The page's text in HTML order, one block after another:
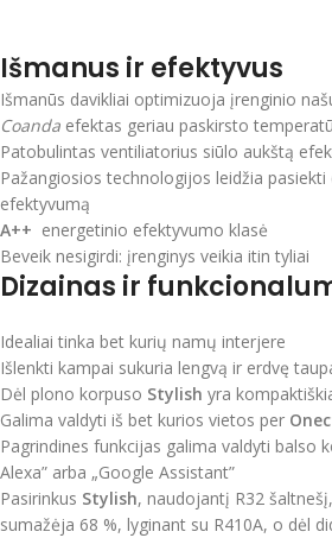
Išmanus ir efektyvus
Išmanūs davikliai optimizuoja įrenginio
Coanda efektas geriau paskirsto
Patobulintas ventiliatorius siūlo aukštą
Pažangiosios technologijos leidžia
efektyvumą
A++ energetinio efektyvumo klasė
Beveik nesigirdi: įrenginys veikia itin tyliai
Dizainas ir
Idealiai tinka bet kurių namų interjere
Išlenkti kampai sukuria lengvą ir erdvę
Dėl plono korpuso Stylish yra
Galima valdyti iš bet kurios vietos per
Pagrindines funkcijas galima valdyti balso
Alexa” arba „Google Assistant”
Pasirinkus Stylish, naudojantį R32
sumažėja 68 %, lyginant su R410A, o dėl